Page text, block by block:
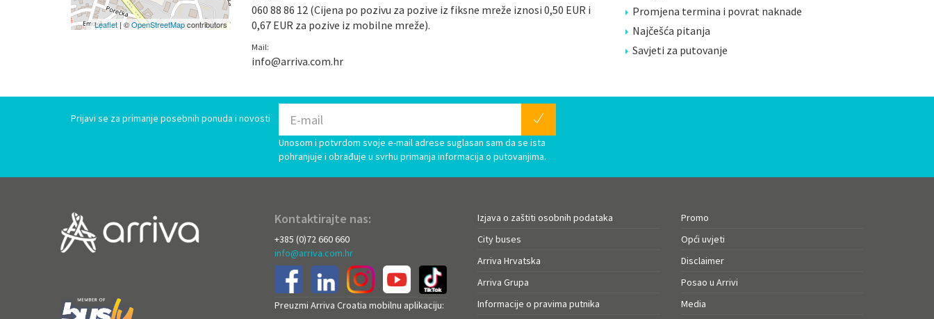
Leaflet| ©OpenStreetMapcontributors
060 88 86 12 (Cijena po pozivu za pozive iz fiksne mreže iznosi 0,50 EUR i
0,67 EUR za pozive iz mobilne mreže).
Mail:
info@arriva.com.hr
Promjena termina i povrat naknade
Najčešća pitanja
Savjeti za putovanje
Prijavi se za primanje posebnih ponuda i novosti
Unosom i potvrdom svoje e-mail adrese suglasan sam da se ista
pohranjuje i obrađuje u svrhu primanja informacija o putovanjima.
Kontaktirajte nas:
+385 (0)72 660 660
info@arriva.com.hr
Preuzmi Arriva Croatia mobilnu aplikaciju:
Izjava o zaštiti osobnih podataka
City buses
Arriva Hrvatska
Arriva Grupa
Informacije o pravima putnika
Promo
Opći uvjeti
Disclaimer
Posao u Arrivi
Media